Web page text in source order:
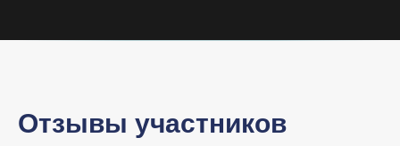
Отзывы участников